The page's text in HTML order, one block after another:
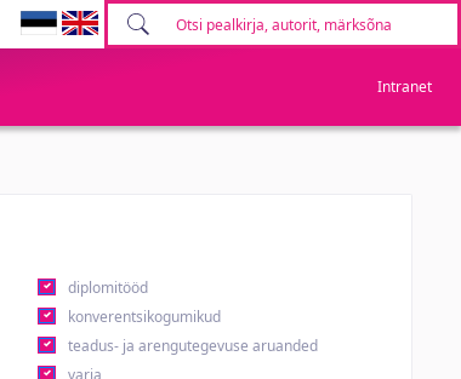
Intranet
diplomitööd
konverentsikogumikud
teadus- ja arengutegevuse aruanded
varia